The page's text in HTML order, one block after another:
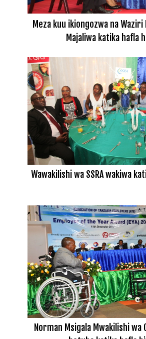
Meza kuu ikiongozwa na Waziri
Majaliwa katika hafla
Wawakilishi wa SSRA wakiwa
Norman Msigala Mwakilishi wa